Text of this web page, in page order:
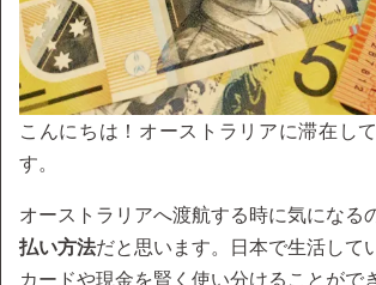
こんにちは！オーストラリアに滞在し
す。
オーストラリアへ渡航する時に気になる
払い方法だと思います。日本で生活して
カードや現金を賢く使い分けることがで